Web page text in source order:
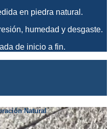
en piedra natural.
humedad y desgaste.
de inicio a fin.
Natural